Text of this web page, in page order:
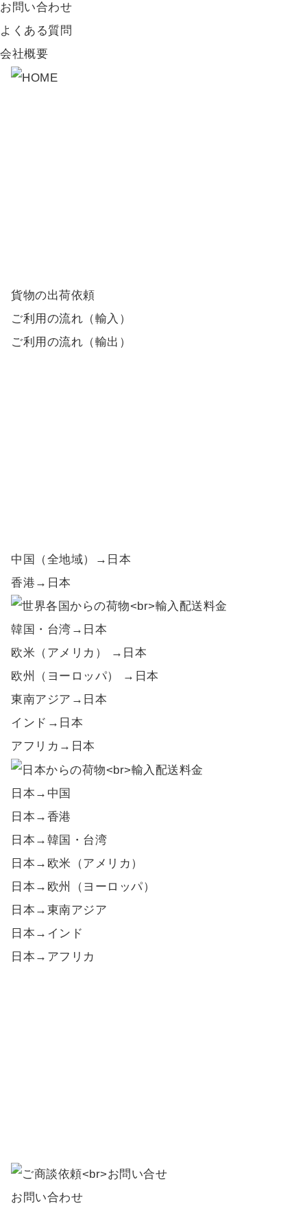
お問い合わせ
よくある質問
会社概要
貨物の出荷依頼
ご利用の流れ（輸入）
ご利用の流れ（輸出）
中国（全地域）→日本
香港→日本
韓国・台湾→日本
欧米（アメリカ） →日本
欧州（ヨーロッパ） →日本
東南アジア→日本
インド→日本
アフリカ→日本
日本→中国
日本→香港
日本→韓国・台湾
日本→欧米（アメリカ）
日本→欧州（ヨーロッパ）
日本→東南アジア
日本→インド
日本→アフリカ
お問い合わせ